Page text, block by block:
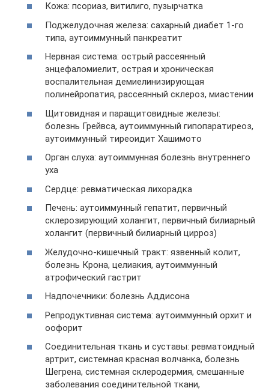
Кожа: псориаз, витилиго, пузырчатка
Поджелудочная железа: сахарный диабет 1-го
типа, аутоиммунный панкреатит
Нервная система: острый рассеянный
энцефаломиелит, острая и хроническая
воспалительная демиелинизирующая
полинейропатия, рассеянный склероз, миастении
Щитовидная и паращитовидные железы:
болезнь Грейвса, аутоиммунный гипопаратиреоз,
аутоиммунный тиреоидит Хашимото
Орган слуха: аутоиммунная болезнь внутреннего
уха
Сердце: ревматическая лихорадка
Печень: аутоиммунный гепатит, первичный
склерозирующий холангит, первичный билиарный
холангит (первичный билиарный цирроз)
Желудочно-кишечный тракт: язвенный колит,
болезнь Крона, целиакия, аутоиммунный
атрофический гастрит
Надпочечники: болезнь Аддисона
Репродуктивная система: аутоиммунный орхит и
оофорит
Соединительная ткань и суставы: ревматоидный
артрит, системная красная волчанка, болезнь
Шегрена, системная склеродермия, смешанные
заболевания соединительной ткани,